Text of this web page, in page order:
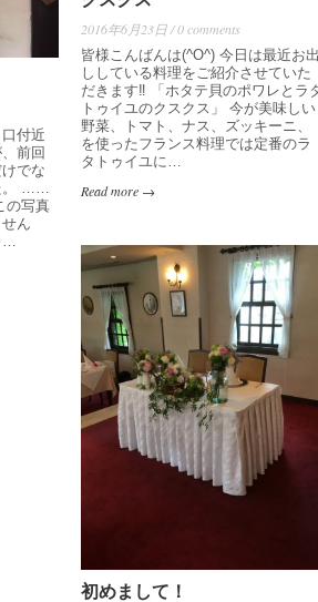
付近
前回
でな
。 ……
の写真
ん
2016年6月23日 / 0 comments
皆様こんばんは(^O^) 今日は最近お出
ししている料理をご紹介させていた
だきます‼️ 「ホタテ貝のポワレとラ
トゥイユのクスクス」 今が美味しい
野菜、トマト、ナス、ズッキーニ、
を使ったフランス料理では定番のラ
タトゥイユに…
Read more →
初めまして！